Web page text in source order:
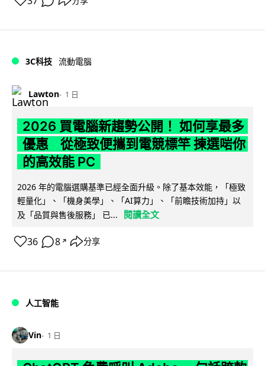
3C科技 流動電腦
Lawton 1 日
2026 買電腦新趨勢公開！ 如何享最多
優惠 從極致便攜到電競標竿 揀選啱你
的高效能 PC
2026 年的電腦選購基準已經全面升級。除了基本效能，「極致
輕量化」、「機身美學」、「AI算力」、「前瞻技術加持」以
及「品質與售後服務」 已...
閱讀全文
36 8 ↗ 分享
人工智能
Vin 1 日